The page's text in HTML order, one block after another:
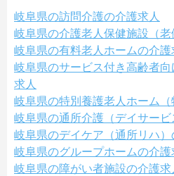
岐阜県の訪問介護の介護求人
岐阜県の介護老人保健施設（老
岐阜県の有料老人ホームの介護
岐阜県のサービス付き高齢者
求人
岐阜県の特別養護老人ホーム（
岐阜県の通所介護（デイサービ
岐阜県のデイケア（通所リハ）
岐阜県のグループホームの介護
岐阜県の障がい者施設の介護求